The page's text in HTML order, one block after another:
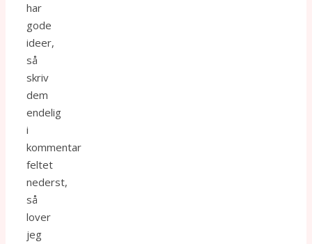
har
gode
ideer,
så
skriv
dem
endelig
i
kommentar
feltet
nederst,
så
lover
jeg